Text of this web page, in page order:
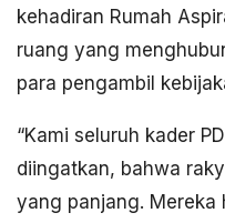
kehadiran Rumah
ruang yang
para pengambil
“Kami seluruh kader
diingatkan, bahwa
yang panjang. Mereka